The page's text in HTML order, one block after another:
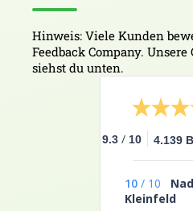
Hinweis: Viele Kunden
Feedback Company.
siehst du unten.
9.3 / 10 4.139
10 / 10
Kleinfeld